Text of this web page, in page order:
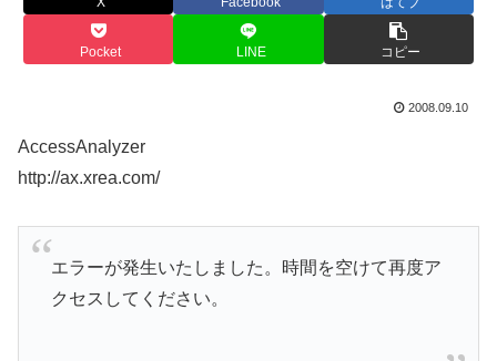
Pocket LINE コピー
2008.09.10
AccessAnalyzer
http://ax.xrea.com/
エラーが発生いたしました。時間を空けて再度ア
クセスしてください。